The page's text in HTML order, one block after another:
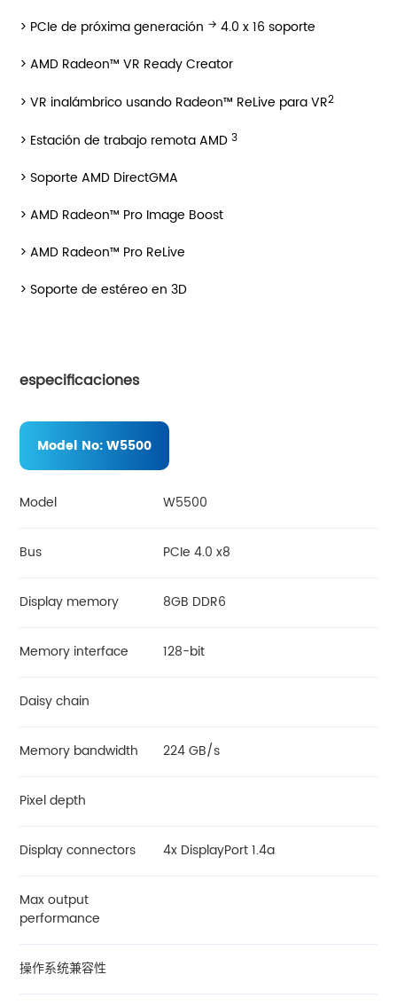
> PCIe de próxima generación → 4.0 x 16 soporte
> AMD Radeon™ VR Ready Creator
> VR inalámbrico usando Radeon™ ReLive para VR2
> Estación de trabajo remota AMD3
> Soporte AMD DirectGMA
> AMD Radeon™ Pro Image Boost
> AMD Radeon™ Pro ReLive
> Soporte de estéreo en 3D
especificaciones
Model No:W5500
Model W5500
Bus PCIe 4.0 x8
Display memory 8GB DDR6
Memory interface 128-bit
Daisy chain
Memory bandwidth 224 GB/s
Pixel depth
Display connectors 4x DisplayPort 1.4a
Max output
performance
操作系统兼容性